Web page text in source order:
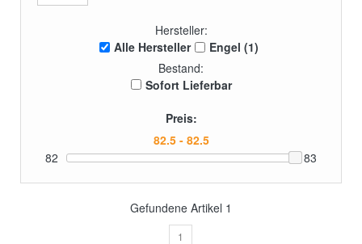
Hersteller:
Alle Hersteller
Engel (1)
Bestand:
Sofort Lieferbar
Preis:
82 83
Gefundene Artikel 1
1